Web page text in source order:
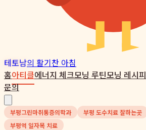
테토남의 활기찬 아침
홈아티클에너지 체크모닝 루틴모닝 레시피
문의
부평그린마취통증의학과 부평 도수치료 잘하는곳
부평역 일자목 치료